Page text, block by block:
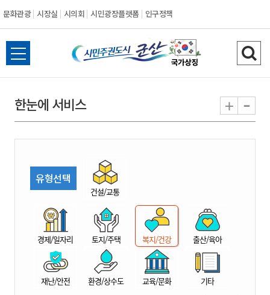
문화관광 시장실 시의회 시민광장플랫폼 인구정책
시
민
권
시
산
전
체
뉴
열
검
색
기
한눈에 서비스 + -
유형선택
건설/교통
경제/일자리 토지/주택 복지/건강 출산/육아
재난/안전 환경/상수도 교육/문화 기타